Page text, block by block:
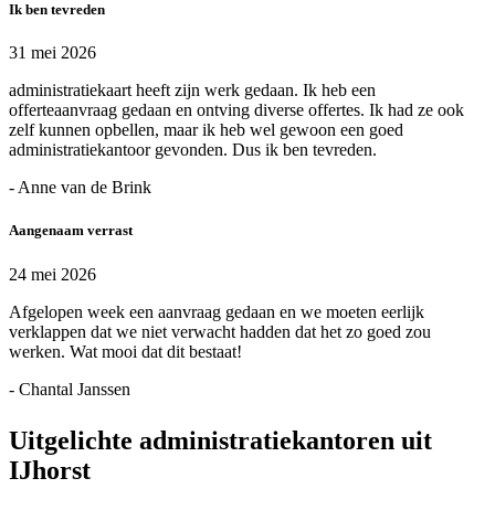
Ik ben tevreden
31 mei 2026
administratiekaart heeft zijn werk gedaan. Ik heb een
offerteaanvraag gedaan en ontving diverse offertes. Ik had ze ook
zelf kunnen opbellen, maar ik heb wel gewoon een goed
administratiekantoor gevonden. Dus ik ben tevreden.
- Anne van de Brink
Aangenaam verrast
24 mei 2026
Afgelopen week een aanvraag gedaan en we moeten eerlijk
verklappen dat we niet verwacht hadden dat het zo goed zou
werken. Wat mooi dat dit bestaat!
- Chantal Janssen
Uitgelichte administratiekantoren uit
IJhorst